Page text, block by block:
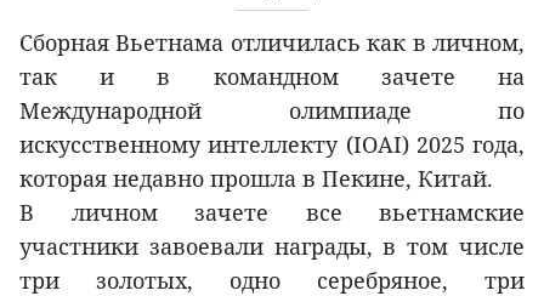
Сборная Вьетнама отличилась как в личном,
так и в командном зачете на
Международной олимпиаде по
искусственному интеллекту (IOAI) 2025 года,
которая недавно прошла в Пекине, Китай.
В личном зачете все вьетнамские
участники завоевали награды, в том числе
три золотых, одно серебряное, три